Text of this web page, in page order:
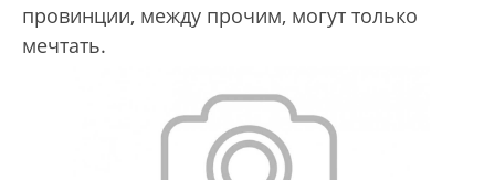
провинции, между прочим, могут только
мечтать.